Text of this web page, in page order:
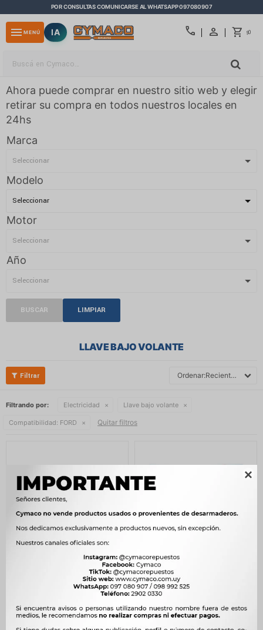

POR CONSULTAS COMUNICARSE AL WHATSAPP 097080907
call $0
menu MENÚ IA
Ahora puede comprar en nuestro sitio web y elegir
retirar su compra en todos nuestros locales en
24hs
Marca
Modelo
Motor
Año
BUSCAR LIMPIAR
LLAVE BAJO VOLANTE
Recientes
Filtrando por: Electricidad Llave bajo volante
Compatibilidad: FORD Quitar filtros
LLAVE BAJO VOLANTE
FORD L-PARABRISA
ESCORT 80 PAMPERITO -
$1.244 $ 1.275
LLAVE BAJO VOLANTE
FORD LUCES BALIZA
ESCORT VERONA 86-92 -
$1.600 $ 1.639
close